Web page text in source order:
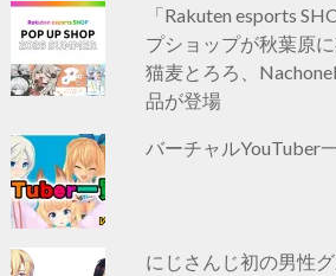
「Rakuten esports
プショップが秋葉原
猫麦とろろ、
品が登場
バーチャルYouTuber
にじさんじ初の男性